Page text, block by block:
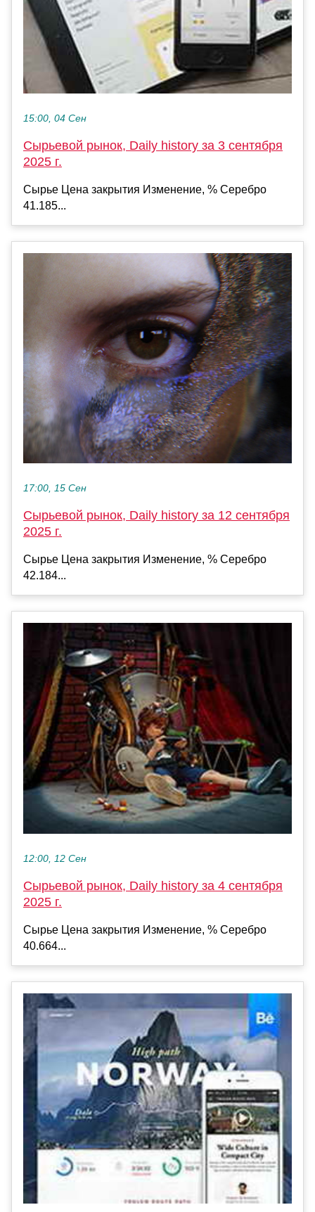
15:00, 04 Сен
Сырьевой рынок, Daily history за 3 сентября
2025 г.
Сырье Цена закрытия Изменение, % Серебро
41.185...
17:00, 15 Сен
Сырьевой рынок, Daily history за 12 сентября
2025 г.
Сырье Цена закрытия Изменение, % Серебро
42.184...
12:00, 12 Сен
Сырьевой рынок, Daily history за 4 сентября
2025 г.
Сырье Цена закрытия Изменение, % Серебро
40.664...